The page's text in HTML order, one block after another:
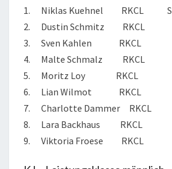
1. Niklas Kuehnel RKCL
2. Dustin Schmitz RKCL
3. Sven Kahlen RKCL
4. Malte Schmalz RKCL
5. Moritz Loy RKCL
6. Lian Wilmot RKCL
7. Charlotte Dammer RKCL
8. Lara Backhaus RKCL
9. Viktoria Froese RKCL